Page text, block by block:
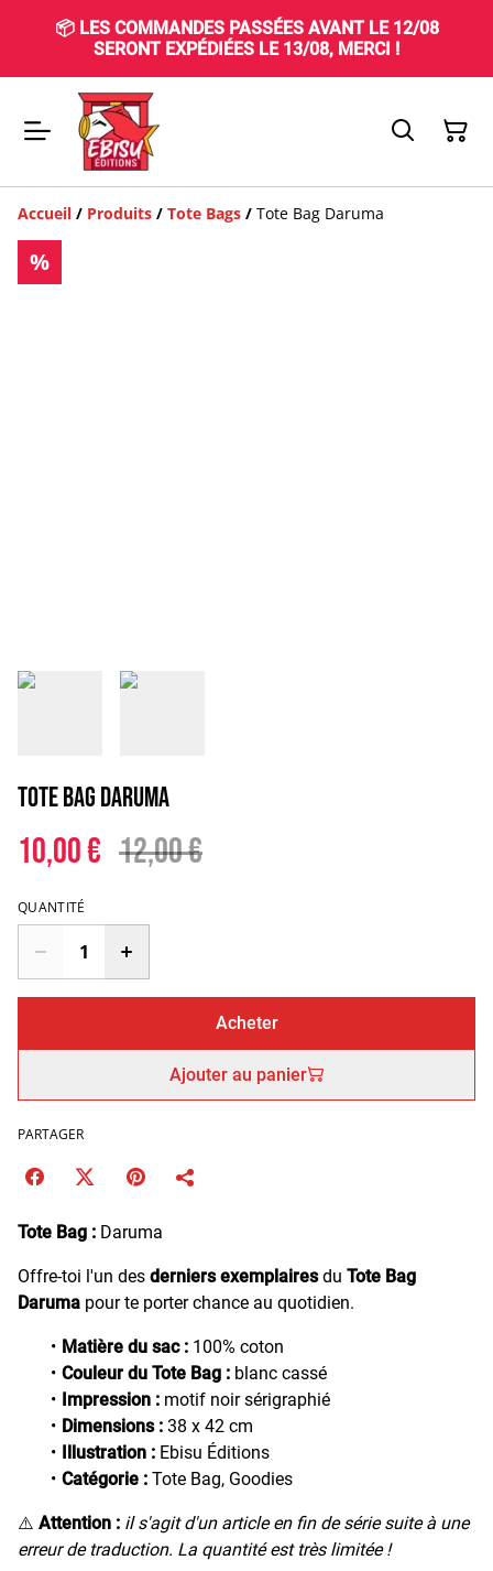
📦 LES COMMANDES PASSÉES AVANT LE 12/08
SERONT EXPÉDIÉES LE 13/08, MERCI !
Accueil / Produits / Tote Bags / Tote Bag Daruma
%
Tote Bag Daruma
10,00 € 12,00 €
QUANTITÉ
Acheter
Ajouter au panier
PARTAGER
Tote Bag : Daruma
Offre-toi l'un des derniers exemplairesdu Tote Bag
Daruma pour te porter chance au quotidien.
Matière du sac : 100% coton
Couleur du Tote Bag : blanc cassé
Impression : motif noir sérigraphié
Dimensions : 38 x 42 cm
Illustration : Ebisu Éditions
Catégorie : Tote Bag, Goodies
⚠️ Attention : il s'agit d'un article en fin de série suite à une
erreur de traduction. La quantité est très limitée !